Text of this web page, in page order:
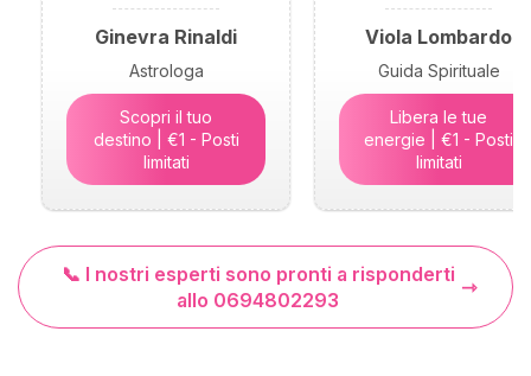
Ginevra Rinaldi
Astrologa
Scopri il tuo
destino | €1 - Posti
limitati
Viola Lombardo
Guida Spirituale
Libera le tue
energie | €1 - Posti
limitati
📞 I nostri esperti sono pronti a risponderti
allo 0694802293